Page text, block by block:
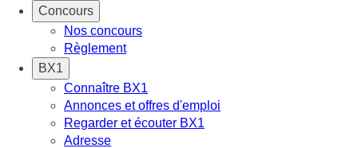
Concours
Nos concours
Règlement
BX1
Connaître BX1
Annonces et offres d'emploi
Regarder et écouter BX1
Adresse